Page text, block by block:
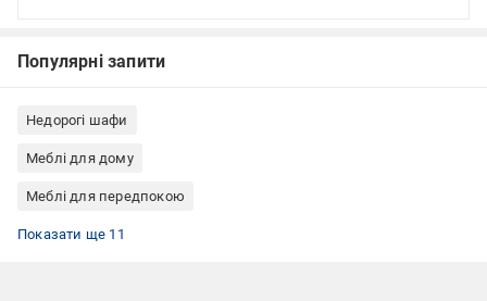
Популярні запити
Недорогі шафи
Меблі для дому
Меблі для передпокою
Шафи Doros
Шафи для передпокою
Шафа гардеробні
Шафи для гардероба
Шафи для одягу
Шафи ЛДСП
Шафи для квартири
Шафи для дому
Шафи для офісу
Шафи для зберігання
Шафи для персоналу
Показати ще 11